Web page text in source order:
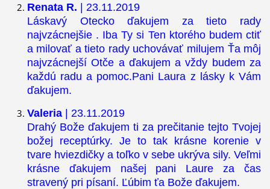
Renata R. | 23.11.2019
Láskavý Otecko ďakujem za tieto rady
najvzácnejšie . Iba Ty si Ten ktorého budem ctiť
a milovať a tieto rady uchovávať milujem Ťa môj
najvzácnejší Otče a ďakujem a vždy budem za
každú radu a pomoc.Pani Laura z lásky k Vám
ďakujem.
Valeria | 23.11.2019
Drahý Bože ďakujem ti za prečitanie tejto Tvojej
božej receptúrky. Je to tak krásne korenie v
tvare hviezdičky a toľko v sebe ukrýva sily. Veľmi
krásne ďakujem našej pani Laure za čas
stravený pri písaní. Ľúbim ťa Bože ďakujem.